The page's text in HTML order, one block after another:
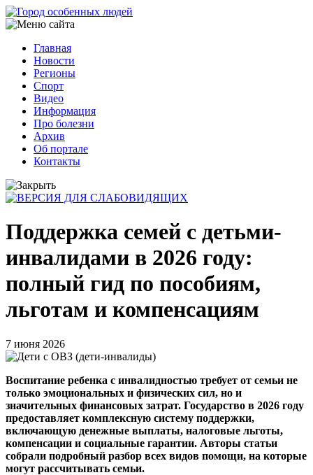
Перейти
к
содержанию
Основная
навигация
Главная
Новости
Регионы
Спорт
Видео
Информация
Про болезни
Архив
Об портале
Контакты
Поддержка семей с детьми-
инвалидами в 2026 году:
полный гид по пособиям,
льготам и компенсациям
7 июня 2026
Воспитание ребенка с инвалидностью требует от семьи не
только эмоциональных и физических сил, но и
значительных финансовых затрат. Государство в 2026 году
предоставляет комплексную систему поддержки,
включающую денежные выплаты, налоговые льготы,
компенсации и социальные гарантии. Авторы статьи
собрали подробный разбор всех видов помощи, на которые
могут рассчитывать семьи.